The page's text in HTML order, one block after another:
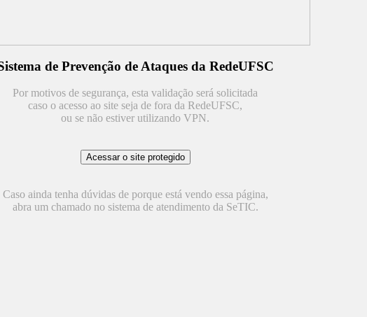
de Prevenção de Ataques da RedeUFSC
Por motivos de segurança, esta validação será solicitada
caso o acesso ao site seja de fora da RedeUFSC,
ou se não estiver utilizando VPN.
Caso ainda tenha dúvidas de porque está vendo essa página,
abra um chamado no sistema de atendimento da SeTIC.